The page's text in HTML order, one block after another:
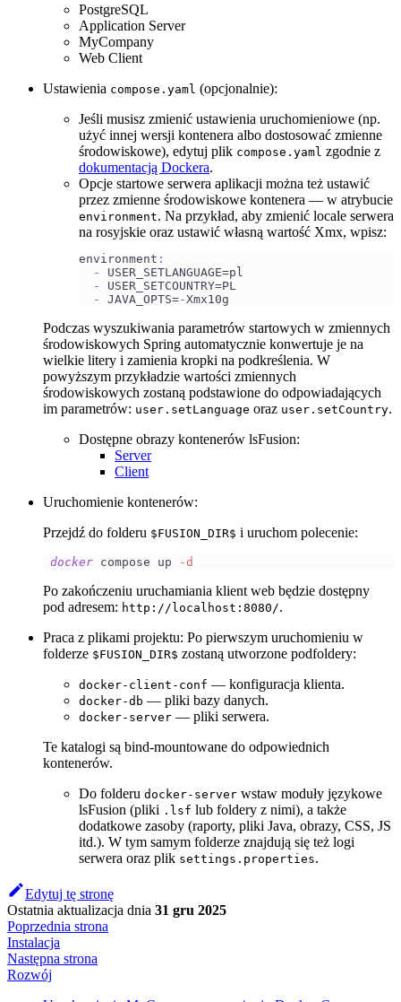
PostgreSQL
Application Server
MyCompany
Web Client
Ustawienia compose.yaml (opcjonalnie):
Jeśli musisz zmienić ustawienia uruchomieniowe (np.
użyć innej wersji kontenera albo dostosować zmienne
środowiskowe), edytuj plik compose.yaml zgodnie z
dokumentacją Dockera.
Opcje startowe serwera aplikacji można też ustawić
przez zmienne środowiskowe kontenera — w atrybucie
environment. Na przykład, aby zmienić locale serwera
na rosyjskie oraz ustawić własną wartość Xmx, wpisz:
environment :
-
USER_SETLANGUAGE=pl
-
USER_SETCOUNTRY=PL
-
JAVA_OPTS=-Xmx10g
Podczas wyszukiwania parametrów startowych w zmiennych
środowiskowych Spring automatycznie konwertuje je na
wielkie litery i zamienia kropki na podkreślenia. W
powyższym przykładzie wartości zmiennych
środowiskowych zostaną podstawione do odpowiadających
im parametrów: user.setLanguage oraz user.setCountry.
Dostępne obrazy kontenerów lsFusion:
Server
Client
Uruchomienie kontenerów:
Przejdź do folderu $FUSION_DIR$ i uruchom polecenie:
docker compose up -d
Po zakończeniu uruchamiania klient web będzie dostępny
pod adresem: http://localhost:8080/.
Praca z plikami projektu: Po pierwszym uruchomieniu w
folderze $FUSION_DIR$ zostaną utworzone podfoldery:
docker-client-conf — konfiguracja klienta.
docker-db — pliki bazy danych.
docker-server — pliki serwera.
Te katalogi są bind-mountowane do odpowiednich
kontenerów.
Do folderu docker-server wstaw moduły językowe
lsFusion (pliki .lsf lub foldery z nimi), a także
dodatkowe zasoby (raporty, pliki Java, obrazy, CSS, JS
itd.). W tym samym folderze znajdują się też logi
serwera oraz plik settings.properties.
Edytuj tę stronę
Ostatnia aktualizacja dnia 31 gru 2025
Poprzednia strona
Instalacja
Następna strona
Rozwój